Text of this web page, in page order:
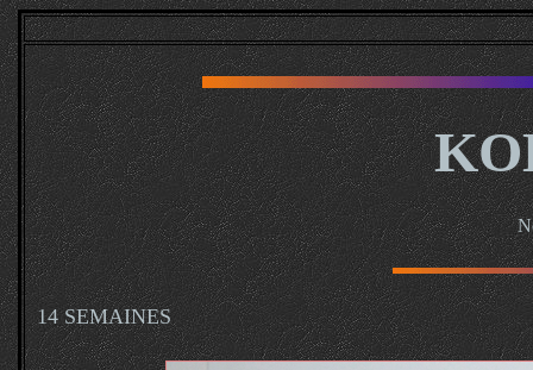
14 SEMAINES